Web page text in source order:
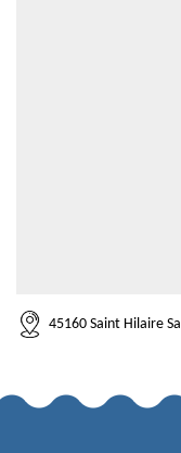
45160 Saint Hilaire